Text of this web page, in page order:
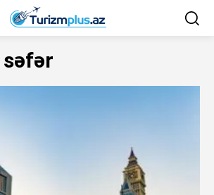
səfər